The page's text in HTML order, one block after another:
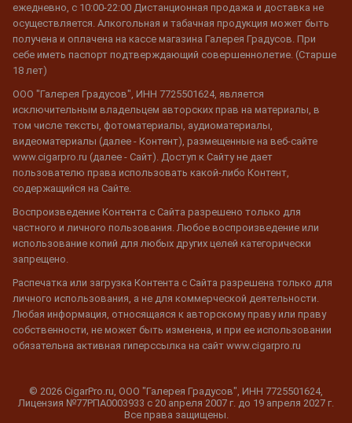
ежедневно, с 10:00-22:00 Дистанционная продажа и доставка не
осуществляется. Алкогольная и табачная продукция может быть
получена и оплачена на кассе магазина Галерея Градусов. При
себе иметь паспорт подтверждающий совершеннолетие. (Старше
18 лет)
ООО "Галерея Градусов", ИНН 7725501624, является
исключительным владельцем авторских прав на материалы, в
том числе тексты, фотоматериалы, аудиоматериалы,
видеоматериалы (далее - Контент), размещенные на веб-сайте
www.cigarpro.ru (далее - Сайт). Доступ к Сайту не дает
пользователю права использовать какой-либо Контент,
содержащийся на Сайте.
Воспроизведение Контента с Сайта разрешено только для
частного и личного пользования. Любое воспроизведение или
использование копий для любых других целей категорически
запрещено.
Распечатка или загрузка Контента с Сайта разрешена только для
личного использования, а не для коммерческой деятельности.
Любая информация, относящаяся к авторскому праву или праву
собственности, не может быть изменена, и при ее использовании
обязательна активная гиперссылка на сайт www.cigarpro.ru
© 2026 CigarPro.ru, ООО "Галерея Градусов", ИНН 7725501624,
Лицензия №77РПА0003933 c 20 апреля 2007 г. до 19 апреля 2027 г.
Все права защищены.